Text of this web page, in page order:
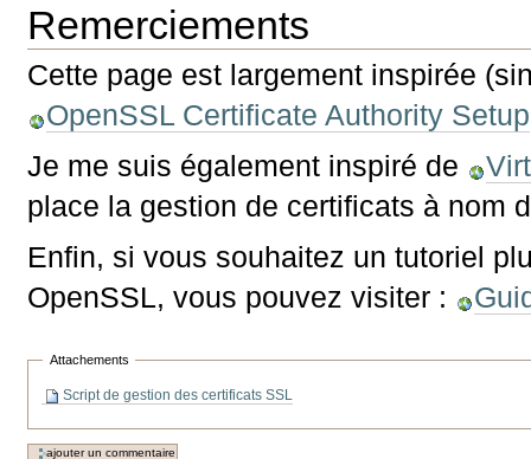
Remerciements
Cette page est largement inspirée
OpenSSL Certificate Authority Setup
Je me suis également inspiré de
place la gestion de certificats à nom
Enfin, si vous souhaitez un tutoriel
OpenSSL, vous pouvez visiter :
Attachements
Script de gestion des certificats SSL